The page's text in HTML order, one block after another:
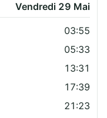
Vendredi 29 Mai
03:55
05:33
13:31
17:39
21:23